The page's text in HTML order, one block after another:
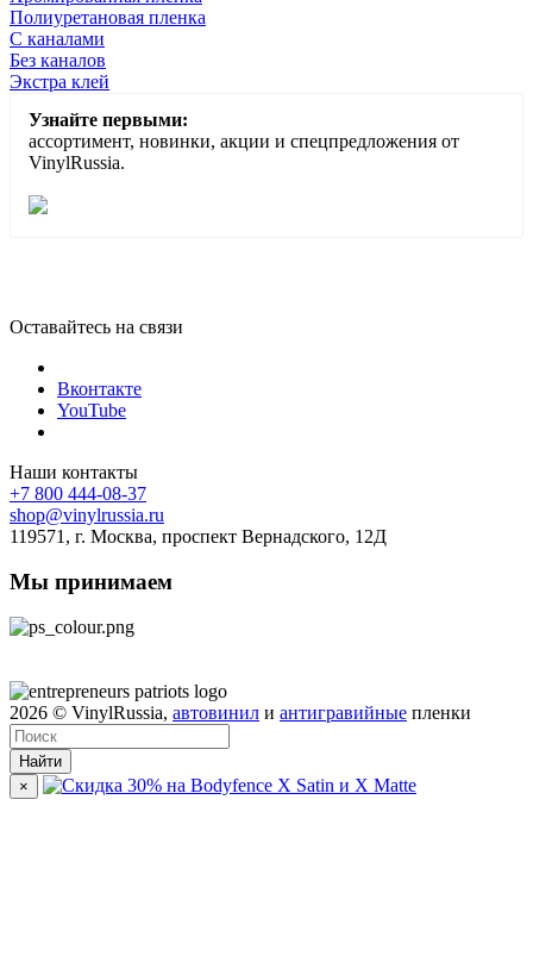
Полиуретановая пленка
С каналами
Без каналов
Экстра клей
Узнайте первыми:
ассортимент, новинки, акции и спецпредложения от
VinylRussia.
Оставайтесь на связи
Вконтакте
YouTube
Наши контакты
+7 800 444-08-37
shop@vinylrussia.ru
119571, г. Москва, проспект Вернадского, 12Д
Мы принимаем
2026 © VinylRussia, автовинил и антигравийные пленки
Найти
×